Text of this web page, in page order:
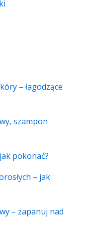
– łagodzące
szampon
pokonać?
– jak
– zapanuj nad